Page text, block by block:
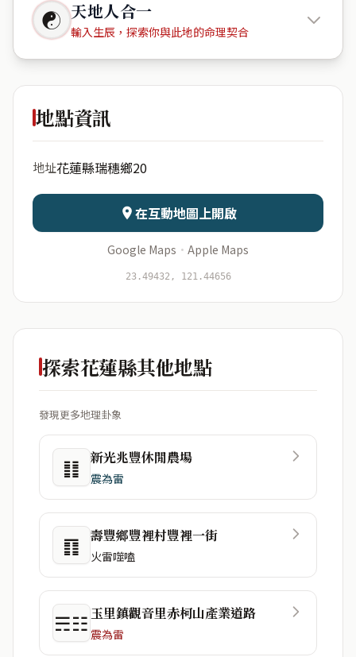
☯ 天地人合一
輸入生辰，探索你與此地的命理契合
978台灣
日期 出生時辰
資料僅用於即時分析，不會儲存於伺服器
地點資訊
地址花蓮縣瑞穗鄉20
在互動地圖上開啟
Google Maps · Apple Maps
23.49432, 121.44656
探索花蓮縣其他地點
發現更多地理卦象
䷁ 新光兆豐休閒農場
震為雷
䷖ 壽豐鄉豐裡村豐裡一街
火雷噬嗑
☴☷ 玉里鎮觀音里赤柯山產業道路
震為雷